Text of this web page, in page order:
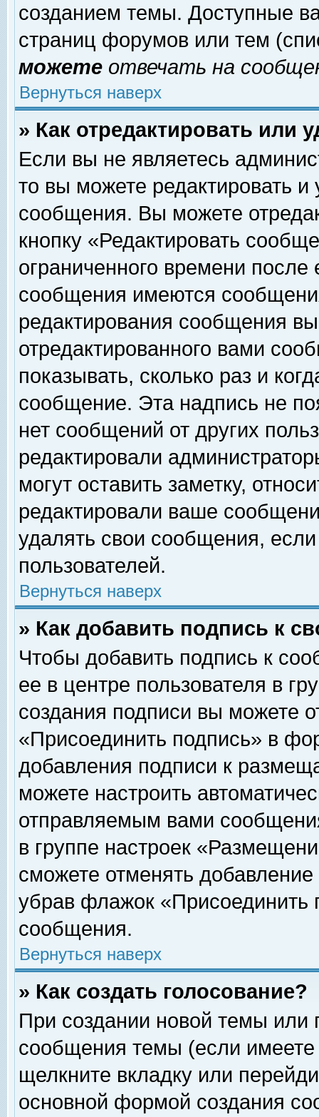
созданием темы. Доступные
страниц форумов или тем
можете отвечать на
Вернуться наверх
» Как отредактировать или
Если вы не являетесь
то вы можете редактировать и
сообщения. Вы можете
кнопку «Редактировать
ограниченного времени
сообщения имеются
редактирования сообщения
отредактированного вами
показывать, сколько раз и
сообщение. Эта надпись не
нет сообщений от других
редактировали
могут оставить заметку,
редактировали ваше
удалять свои сообщения,
пользователей.
Вернуться наверх
» Как добавить подпись к
Чтобы добавить подпись к
ее в центре пользователя в
создания подписи вы можете
«Присоединить подпись» в
добавления подписи к
можете настроить
отправляемым вами
в группе настроек
сможете отменять
убрав флажок «Присоединить
сообщения.
Вернуться наверх
» Как создать голосование?
При создании новой темы или
сообщения темы (если
щелкните вкладку или
основной формой создания